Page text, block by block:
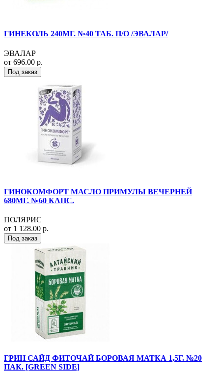
ГИНЕКОЛЬ 240МГ. №40 ТАБ. П/О /ЭВАЛАР/
ЭВАЛАР
от 696.00 р.
Под заказ
ГИНОКОМФОРТ МАСЛО ПРИМУЛЫ ВЕЧЕРНЕЙ
680МГ. №60 КАПС.
ПОЛЯРИС
от 1 128.00 р.
Под заказ
ГРИН САЙД ФИТОЧАЙ БОРОВАЯ МАТКА 1,5Г. №20
ПАК. [GREEN SIDE]